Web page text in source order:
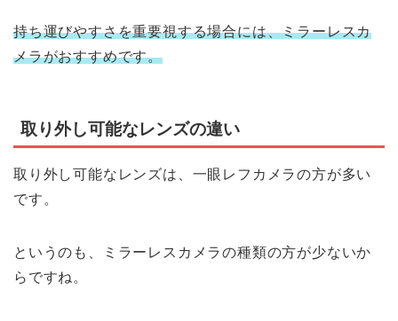
持ち運びやすさを重要視する場合には、ミラーレスカ
メラがおすすめです。
取り外し可能なレンズの違い
取り外し可能なレンズは、一眼レフカメラの方が多い
です。
というのも、ミラーレスカメラの種類の方が少ないか
らですね。